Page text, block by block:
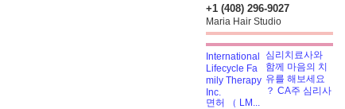
+1 (408) 296-9027
Maria Hair Studio
심리치료사와
함께 마음의 치
유를 해보세요
？ CA주 심리사
면허 （ LM...